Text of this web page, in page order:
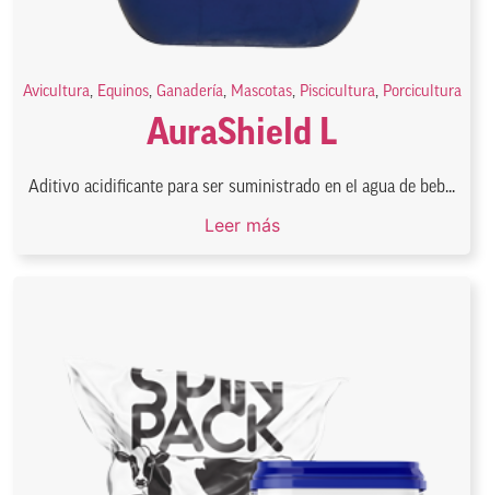
Avicultura, Equinos, Ganadería, Mascotas, Piscicultura, Porcicultura
AuraShield L
Aditivo acidificante para ser suministrado en el agua de beb...
Leer más